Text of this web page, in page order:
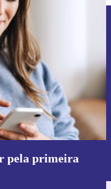
pela primeira
pela
15€!
oferta.